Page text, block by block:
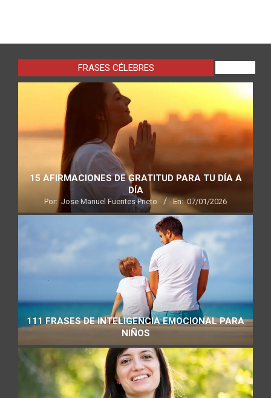
FRASES CÉLEBRES
15 AFIRMACIONES DE GRATITUD PARA TU DÍA A
DÍA
Por: Jose Manuel Fuentes Prieto En: 07/01/2026
111 FRASES DE INTELIGENCIA EMOCIONAL PARA
NIÑOS